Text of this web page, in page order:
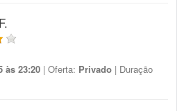
às 23:20 | Oferta: Privado | Duração